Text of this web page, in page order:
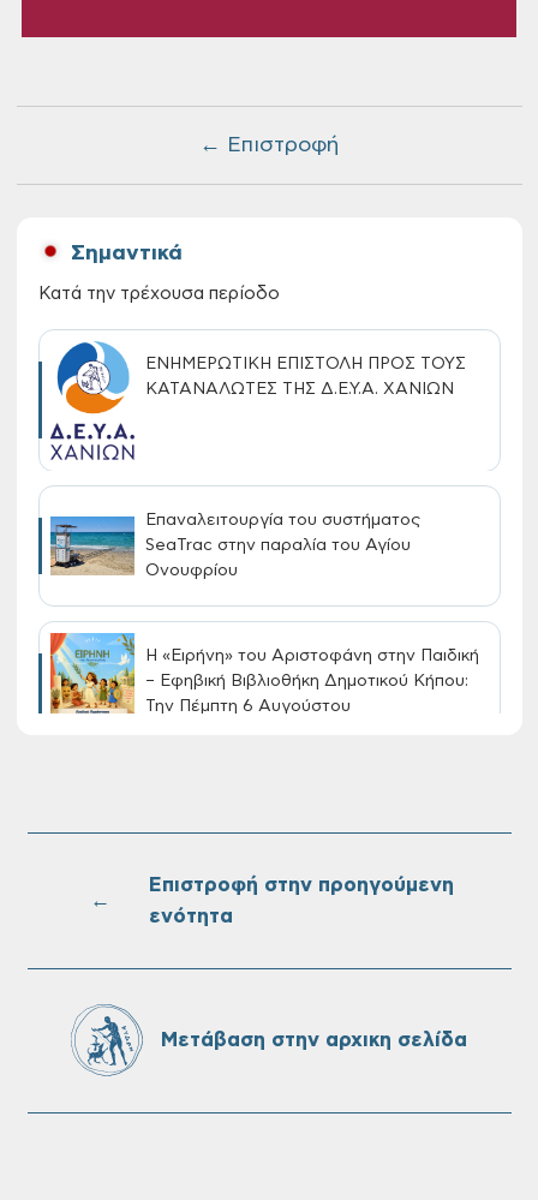
← Επιστροφή
Σημαντικά
Κατά την τρέχουσα περίοδο
ΕΝΗΜΕΡΩΤΙΚΗ ΕΠΙΣΤΟΛΗ ΠΡΟΣ ΤΟΥΣ
ΚΑΤΑΝΑΛΩΤΕΣ ΤΗΣ Δ.Ε.Υ.Α. ΧΑΝΙΩΝ
Επαναλειτουργία του συστήματος
SeaTrac στην παραλία του Αγίου
Ονουφρίου
Η «Ειρήνη» του Αριστοφάνη στην Παιδική
– Εφηβική Βιβλιοθήκη Δημοτικού Κήπου:
Την Πέμπτη 6 Αυγούστου
Πλαστήρα της Δ.Κ. Τσικαλαριών
Πίνακες Κατάταξης & Βαθμολογίας,
πίνακες της προκήρυξης ΣΟΧ 3/2026 του
←
Επιστροφή στην προηγούμενη
ενότητα
Μετάβαση στην αρχικη σελίδα